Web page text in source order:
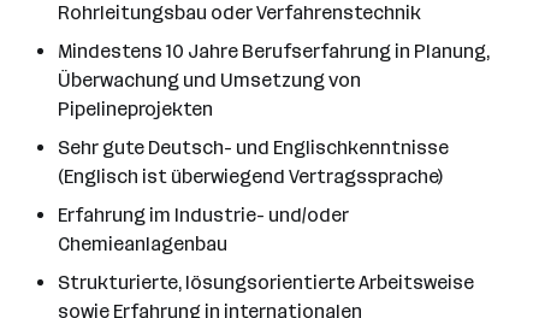
Rohrleitungsbau oder Verfahrenstechnik
Mindestens 10 Jahre Berufserfahrung in Planung,
Überwachung und Umsetzung von
Pipelineprojekten
Sehr gute Deutsch- und Englischkenntnisse
(Englisch ist überwiegend Vertragssprache)
Erfahrung im Industrie- und/oder
Chemieanlagenbau
Strukturierte, lösungsorientierte Arbeitsweise
sowie Erfahrung in internationalen